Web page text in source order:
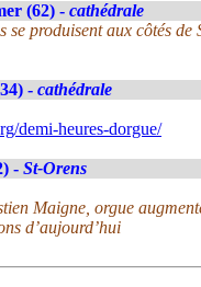
(62) - cathédrale
se produisent aux côtés de
- cathédrale
demi-heures-dorgue/
- St-Orens
Maigne, orgue
d’aujourd’hui